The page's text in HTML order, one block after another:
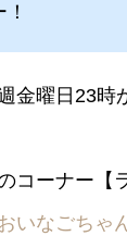
！
金曜日23時
コーナー【
いなごちゃ